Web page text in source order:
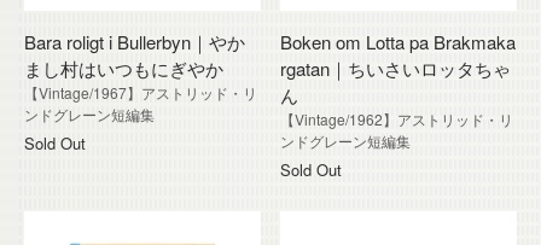
Bara roligt i Bullerbyn｜やか
まし村はいつもにぎやか
【Vintage/1967】アストリッド・リ
ンドグレーン短編集
Sold Out
Boken om Lotta pa Brakmaka
rgatan｜ちいさいロッタちゃ
ん
【Vintage/1962】アストリッド・リ
ンドグレーン短編集
Sold Out